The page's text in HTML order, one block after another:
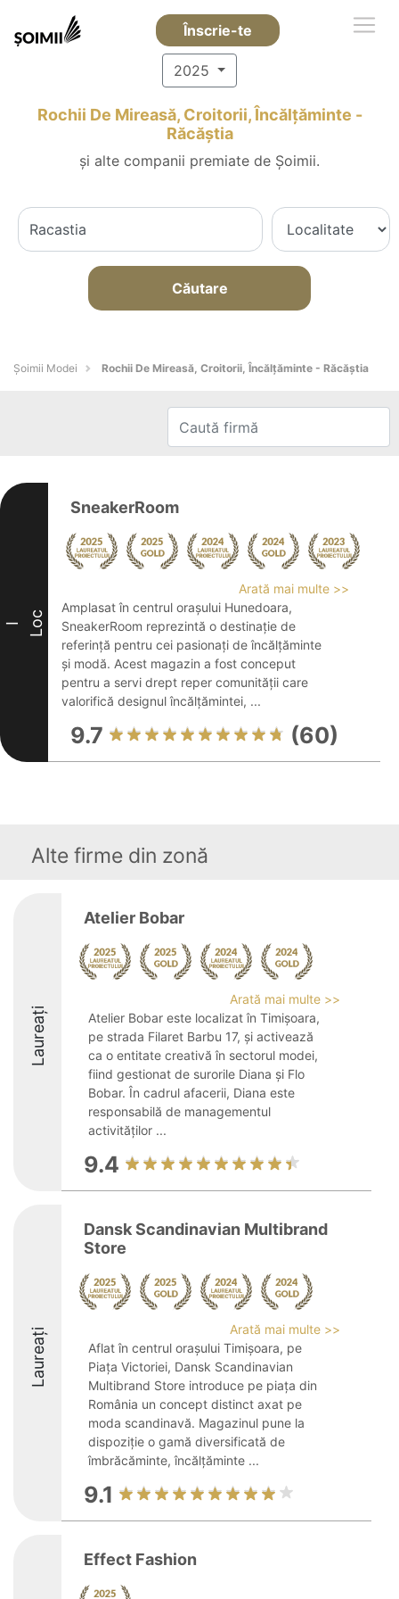
Înscrie-te
2025
Rochii De Mireasă, Croitorii, Încălțăminte -
Răcăştia
și alte companii premiate de Șoimii.
Căutare
Șoimii Modei Rochii De Mireasă, Croitorii, Încălțăminte - Răcăştia
I Loc
SneakerRoom
Arată mai multe >>
Amplasat în centrul orașului Hunedoara,
SneakerRoom reprezintă o destinație de
referință pentru cei pasionați de încălțăminte
și modă. Acest magazin a fost conceput
pentru a servi drept reper comunității care
valorifică designul încălțămintei, ...
9.7 (60)
Alte firme din zonă
Laureați
Atelier Bobar
Arată mai multe >>
Atelier Bobar este localizat în Timișoara,
pe strada Filaret Barbu 17, și activează
ca o entitate creativă în sectorul modei,
fiind gestionat de surorile Diana și Flo
Bobar. În cadrul afacerii, Diana este
responsabilă de managementul
activităților ...
9.4
Laureați
Dansk Scandinavian Multibrand
Store
Arată mai multe >>
Aflat în centrul orașului Timișoara, pe
Piața Victoriei, Dansk Scandinavian
Multibrand Store introduce pe piața din
România un concept distinct axat pe
moda scandinavă. Magazinul pune la
dispoziție o gamă diversificată de
îmbrăcăminte, încălțăminte ...
9.1
Effect Fashion